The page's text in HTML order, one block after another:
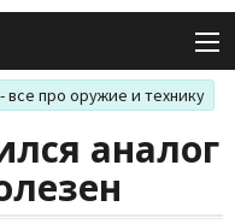
все про оружие и технику
аналог